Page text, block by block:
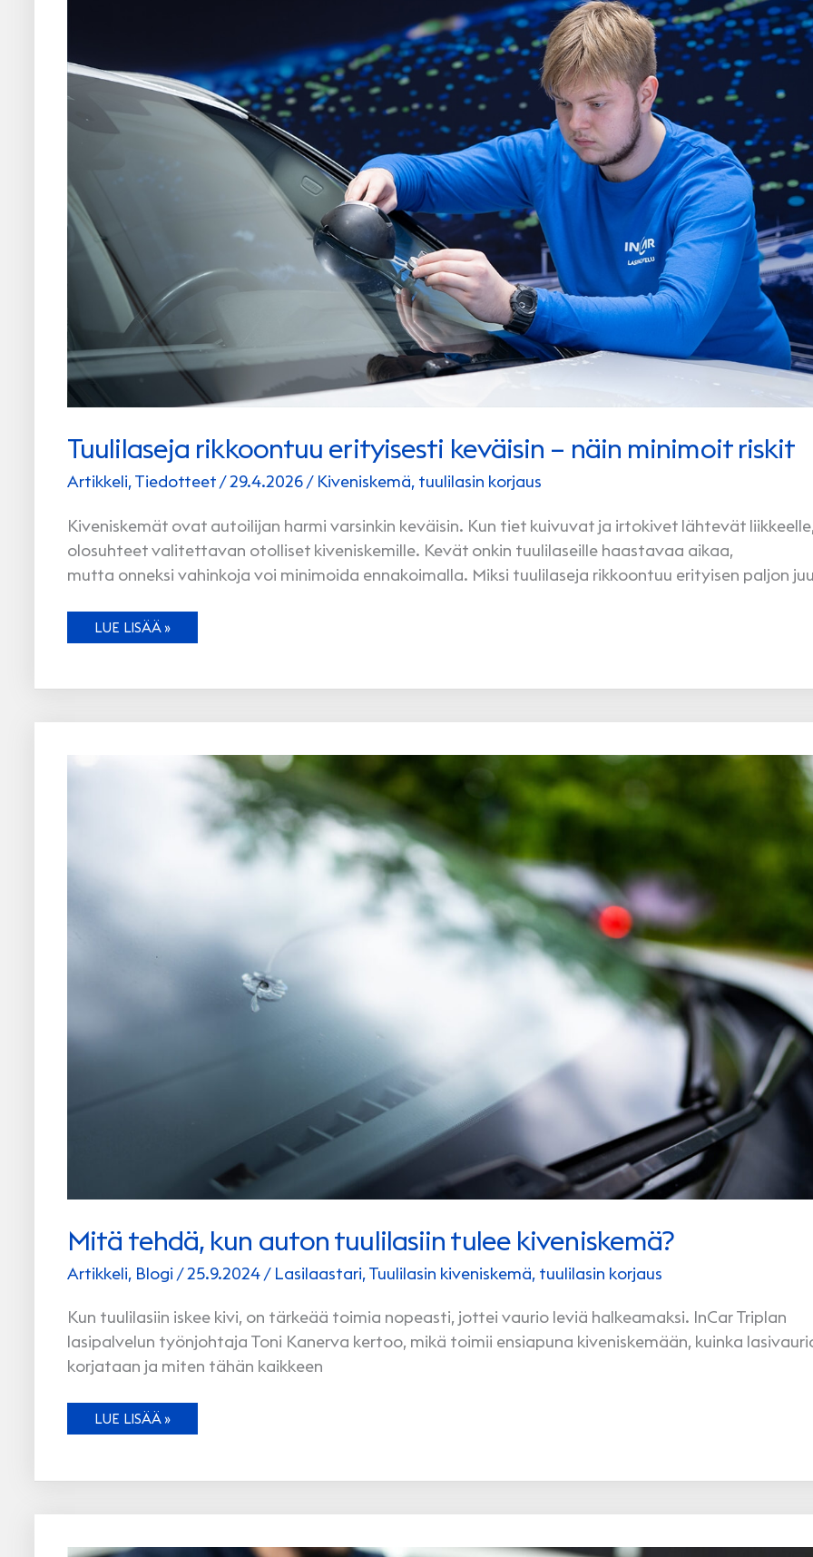
Tuulilaseja rikkoontuu erityisesti keväisin – näin minimoit riskit
Artikkeli,Tiedotteet/29.4.2026/ Kiveniskemä, tuulilasin korjaus
Kiveniskemät ovat autoilijan harmi varsinkin keväisin. Kun tiet kuivuvat ja irtokivet lähtevät
olosuhteet valitettavan otolliset kiveniskemille. Kevät onkin tuulilaseille haastavaa aikaa,
mutta onneksi vahinkoja voi minimoida ennakoimalla. Miksi tuulilaseja rikkoontuu erityisen paljon
TUULILASEJA
RIKKOONTUU
NÄIN
LUE LISÄÄ »
Mitä tehdä, kun auton tuulilasiin tulee kiveniskemä?
Artikkeli, Blogi /25.9.2024/ Lasilaastari,Tuulilasin kiveniskemä, tuulilasin korjaus
Kun tuulilasiin iskee kivi, on tärkeää toimia nopeasti, jottei vaurio leviä halkeamaksi. InCar Triplan
lasipalvelun työnjohtaja Toni Kanerva kertoo, mikä toimii ensiapuna kiveniskemään, kuinka
korjataan ja miten tähän kaikkeen
MITÄ
TEHDÄ,
TULEE
LUE LISÄÄ »